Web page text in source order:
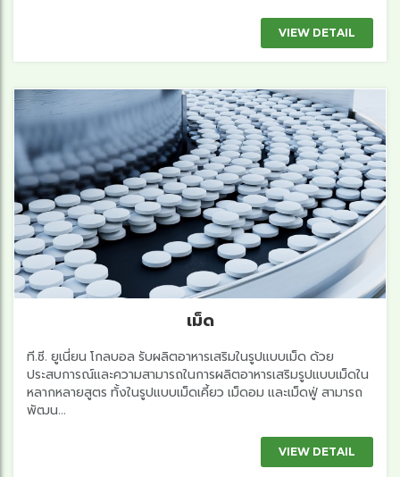
VIEW DETAIL
เม็ด
ที.ซี. ยูเนี่ยน โกลบอล รับผลิตอาหารเสริมในรูปแบบเม็ด ด้วย
ประสบการณ์และความสามารถในการผลิตอาหารเสริมรูปแบบเม็ดใน
หลากหลายสูตร ทั้งในรูปแบบเม็ดเคี้ยว เม็ดอม และเม็ดฟู่ สามารถ
พัฒน...
VIEW DETAIL